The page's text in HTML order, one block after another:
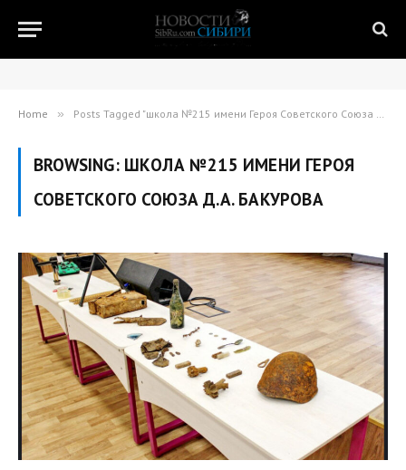
Home » Posts Tagged "школа №215 имени Героя Советского Союза Д.А. Бакурова"
BROWSING: ШКОЛА №215 ИМЕНИ ГЕРОЯ
СОВЕТСКОГО СОЮЗА Д.А. БАКУРОВА